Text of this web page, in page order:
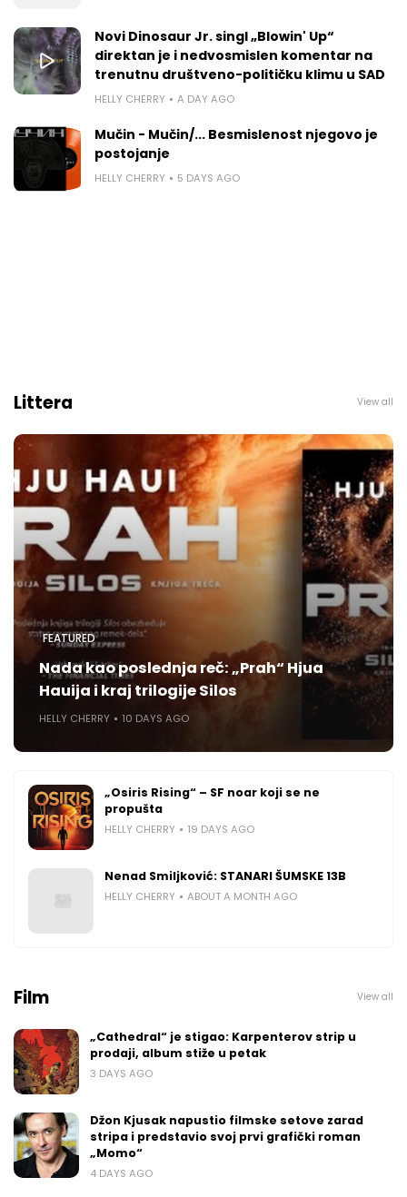
Novi Dinosaur Jr. singl „Blowin' Up“
direktan je i nedvosmislen komentar na
trenutnu društveno-političku klimu u SAD
HELLY CHERRY A DAY AGO
Mučin - Mučin/... Besmislenost njegovo je
postojanje
HELLY CHERRY 5 DAYS AGO
Littera View all
FEATURED
Nada kao poslednja reč: „Prah“ Hjua
Hauija i kraj trilogije Silos
HELLY CHERRY 10 DAYS AGO
„Osiris Rising“ – SF noar koji se ne
propušta
HELLY CHERRY 19 DAYS AGO
Nenad Smiljković: STANARI ŠUMSKE 13B
HELLY CHERRY ABOUT A MONTH AGO
Film View all
„Cathedral“ je stigao: Karpenterov strip u
prodaji, album stiže u petak
3 DAYS AGO
Džon Kjusak napustio filmske setove zarad
stripa i predstavio svoj prvi grafički roman
„Momo“
4 DAYS AGO